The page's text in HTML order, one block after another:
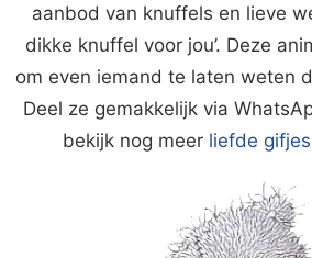
aanbod van knuffels en lieve
dikke knuffel voor jou’. Deze
om even iemand te laten weten
Deel ze gemakkelijk via
bekijk nog meer liefde gifjes